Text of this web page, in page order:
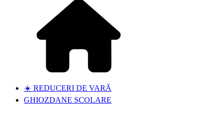
☀️ REDUCERI DE VARĂ
GHIOZDANE SCOLARE